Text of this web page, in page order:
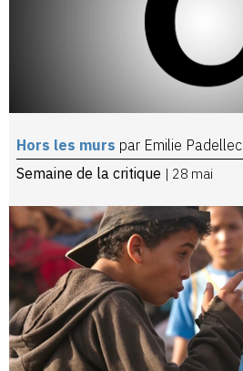
Hors les murs par Emilie Padellec
Semaine de la critique | 28 mai